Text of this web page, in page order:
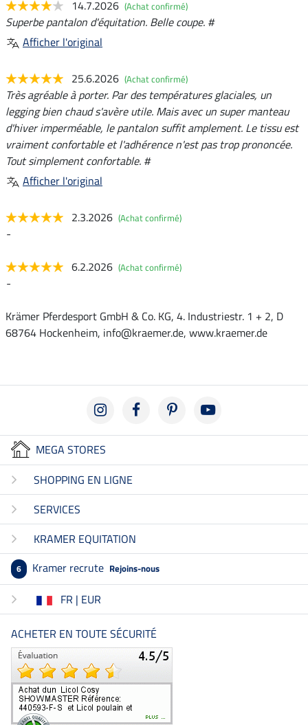
14.7.2026 (Achat confirmé)
Superbe pantalon d'équitation. Belle coupe. #
Afficher l'original
25.6.2026 (Achat confirmé)
Très agréable à porter. Par des températures glaciales, un
legging bien chaud s'avère utile. Mais avec un super manteau
d'hiver imperméable, le pantalon suffit amplement. Le tissu est
vraiment confortable et l'adhérence n'est pas trop prononcée.
Tout simplement confortable. #
Afficher l'original
2.3.2026 (Achat confirmé)
-
6.2.2026 (Achat confirmé)
-
Krämer Pferdesport GmbH & Co. KG, 4. Industriestr. 1 + 2, D
68764 Hockenheim, info@kraemer.de, www.kraemer.de
MEGA STORES
SHOPPING EN LIGNE
SERVICES
KRAMER EQUITATION
6 Kramer recrute Rejoins-nous
FR | EUR
ACHETER EN TOUTE SÉCURITÉ